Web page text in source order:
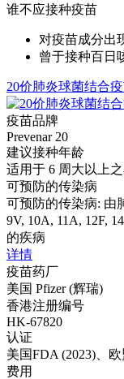
谁不应接种疫苗
对疫苗成分出
曾于接种百日
20价肺炎球菌结合
疫苗品牌
Prevenar 20
建议接种年龄
适用于 6 周大以上
可预防的传染病
可预防的传染病: 由
9V, 10A, 11A, 12F,
的疾病
详情
疫苗药厂
美国 Pfizer (辉瑞)
香港注册编号
HK-67820
认证
美国FDA (2023)、
费用